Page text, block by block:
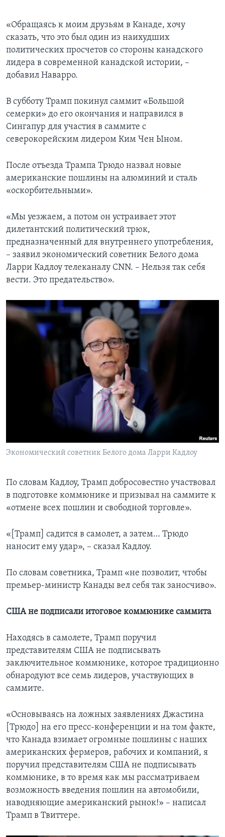
​«Обращаясь к моим друзьям в Канаде, хочу
сказать, что это был один из наихудших
политических просчетов со стороны канадского
лидера в современной канадской истории, –
добавил Наварро.
В субботу Трамп покинул саммит «Большой
семерки» до его окончания и направился в
Сингапур для участия в саммите с
северокорейским лидером Ким Чен Ыном.
После отъезда Трампа Трюдо назвал новые
американские пошлины на алюминий и сталь
«оскорбительными».
«Мы уезжаем, а потом он устраивает этот
дилетантский политический трюк,
предназначенный для внутреннего употребления,
– заявил экономический советник Белого дома
Ларри Кадлоу телеканалу CNN. – Нельзя так себя
вести. Это предательство».
Экономический советник Белого дома Ларри Кадлоу
По словам Кадлоу, Трамп добросовестно участвовал
в подготовке коммюнике и призывал на саммите к
«отмене всех пошлин и свободной торговле».
«[Трамп] садится в самолет, а затем… Трюдо
наносит ему удар», – сказал Кадлоу.
По словам советника, Трамп «не позволит, чтобы
премьер-министр Канады вел себя так заносчиво».
США не подписали итоговое коммюнике саммита
Находясь в самолете, Трамп поручил
представителям США не подписывать
заключительное коммюнике, которое традиционно
обнародуют все семь лидеров, участвующих в
саммите.
«Основываясь на ложных заявлениях Джастина
[Трюдо] на его пресс-конференции и на том факте,
что Канада взимает огромные пошлины с наших
американских фермеров, рабочих и компаний, я
поручил представителям США не подписывать
коммюнике, в то время как мы рассматриваем
возможность введения пошлин на автомобили,
наводняющие американский рынок!» – написал
Трамп в Твиттере.